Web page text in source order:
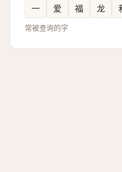
一 爱 福 龙
常被查询的字